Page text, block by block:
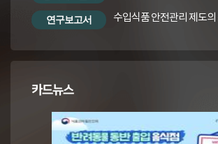
연구보고서
카드뉴스